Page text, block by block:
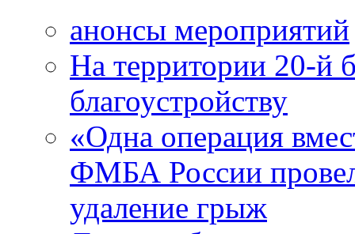
анонсы мероприятий
На территории 20-й
благоустройству
«Одна операция
ФМБА России
удаление грыж